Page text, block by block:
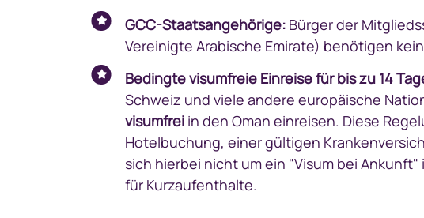
GCC-Staatsangehörige: Bürger der
Vereinigte Arabische Emirate) benötigen
Bedingte visumfreie Einreise für bis zu 14
Schweiz und viele andere europäische
visumfrei in den Oman einreisen. Diese
Hotelbuchung, einer gültigen
sich hierbei nicht um ein "Visum bei
für Kurzaufenthalte.